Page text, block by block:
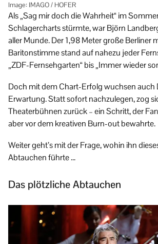
Image: IMAGO / HOFER
Als „Sag mir doch die Wahrheit“ im
Schlager­charts stürmte, war Björn
aller Munde. Der 1,98 Meter große Berliner
Bariton­stimme stand auf nahezu jeder
„ZDF-Fernsehgarten“ bis „Immer wieder
Doch mit dem Chart-Erfolg wuchsen auch
Erwartung. Statt sofort nach­zulegen, zog
Theater­bühnen zurück – ein Schritt, der
aber vor dem kreativen Burn-out bewahrte.
Weiter geht’s mit der Frage, wohin ihn
Abtauchen führte …
Das plötzliche Abtauchen